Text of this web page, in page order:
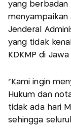
yang berbadan
menyampaikan
Jenderal
yang tidak
KDKMP di Jawa
"Kami ingin
Hukum dan
tidak ada hari
sehingga